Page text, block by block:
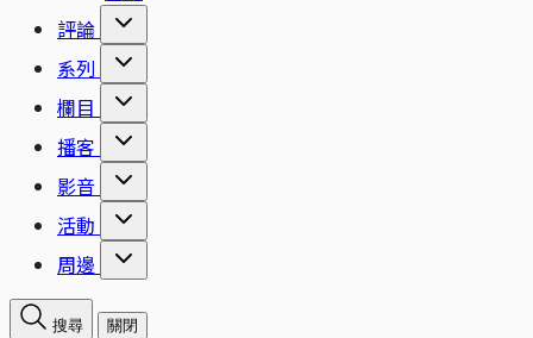
評論
系列
欄目
播客
影音
活動
周邊
搜尋 關閉